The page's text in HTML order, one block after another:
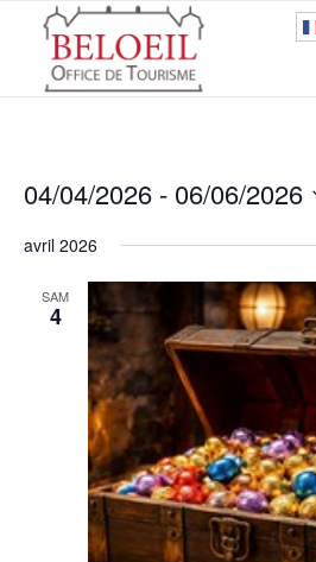
04/04/2026 - 06/06/2026
date.
avril 2026
SAM
4